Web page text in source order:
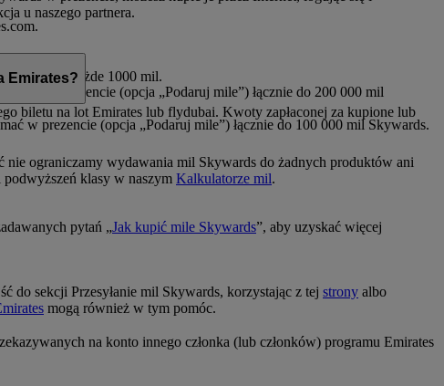
u naszego partnera.
USD za każde 1000 mil.
w prezencie (opcja „Podaruj mile”) łącznie do 200 000 mil
w prezencie (opcja „Podaruj mile”) łącznie do 100 000 mil Skywards.
Emirates?
biletu na lot Emirates lub flydubai. Kwoty zapłaconej za kupione lub
nie ograniczamy wydawania mil Skywards do żadnych produktów ani
klasy w naszym Kalkulatorze mil.
pytań „Jak kupić mile Skywards”, aby uzyskać więcej
do sekcji Przesyłanie mil Skywards, korzystając z tej strony albo
mogą również w tym pomóc.
na konto innego członka (lub członków) programu Emirates